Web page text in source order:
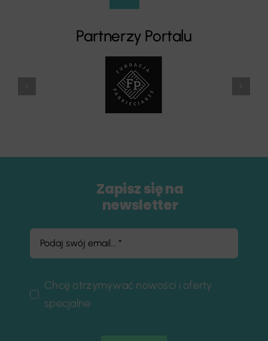
Partnerzy Portalu
Zapisz się na
newsletter
Chcę otrzymywać nowości i oferty
specjalne